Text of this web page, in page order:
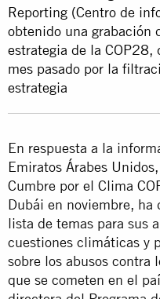
Reporting (Centro de
obtenido una grabación
estrategia de la COP28,
mes pasado por la
estrategia
En respuesta a la
Emiratos Árabes
Cumbre por el Clima
Dubái en noviembre,
lista de temas para sus
cuestiones climáticas y
sobre los abusos contra
que se cometen en el